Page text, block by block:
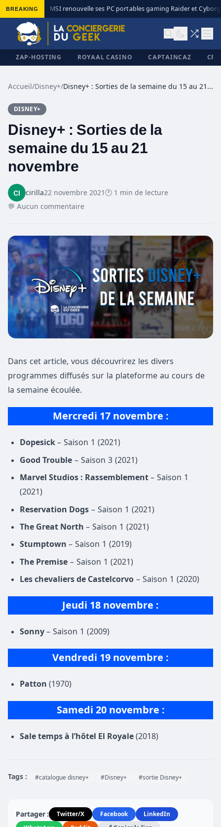
BREAKING MSI renouvelle ses PC portables gaming Raider et Cyborg
ZAP-HOSTING ROYAAL CASINO CAPTAINCAZ
Accueil/Disney+/ Disney+ : Sorties de la semaine du 15 au 21 novembre
DISNEY+
Disney+ : Sorties de la
semaine du 15 au 21
novembre
cirilla22 novembre 2021🕐 1 min de lecture
💬 Aucun commentaire
Dans cet article, vous découvrirez les divers
programmes diffusés sur la plateforme au cours de
la semaine écoulée.
Mercredi 17 novembre :
Dopesick – Saison 1 (2021)
Good Trouble – Saison 3 (2021)
Marvel Studios : Rassemblement – Saison 1
(2021)
Reservation Dogs – Saison 1 (2021)
The Great North – Saison 1 (2021)
Stumptown – Saison 1 (2019)
The Premise – Saison 1 (2021)
Les chevaliers de Castelcorvo – Saison 1 (2020)
Jeudi 18 novembre :
Sonny – Saison 1 (2009)
Vendredi 19 novembre :
Patton (1970)
Samedi 20 novembre :
Sale temps à l’hôtel El Royale (2018)
Tags : #catalogue disney+ #Disney+ #sortie Disney+
Partager : Twitter/X Facebook
LinkedIn